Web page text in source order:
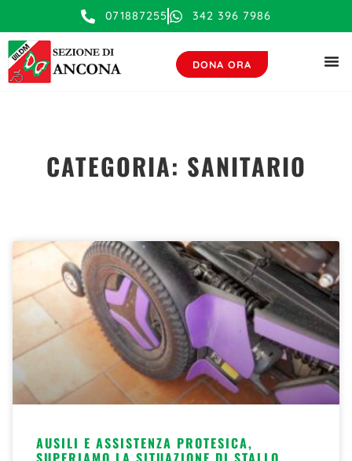
071887255 342 396 7986
DONA ORA
CATEGORIA: SANITARIO
AUSILI E ASSISTENZA PROTESICA,